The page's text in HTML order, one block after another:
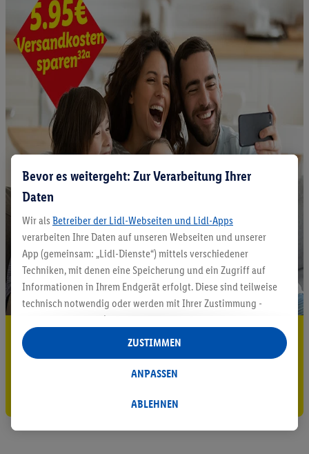
5.95 € Versand sparen³²ᵃ
Jetzt zum Newsletter anmelden
Bevor es weitergeht: Zur Verarbeitung Ihrer
Daten
Wir als Betreiber der Lidl-Webseiten und Lidl-Apps
verarbeiten Ihre Daten auf unseren Webseiten und unserer
App (gemeinsam: „Lidl-Dienste“) mittels verschiedener
Techniken, mit denen eine Speicherung und ein Zugriff auf
Informationen in Ihrem Endgerät erfolgt. Diese sind teilweise
technisch notwendig oder werden mit Ihrer Zustimmung -
auch durch Partner (u.a.
Verantwortliche; im Zusammenhang mit dem IAB TCF
insgesamt
Statistik-Erstellung oder für personalisierte Werbung
Datenverarbeitungen für personalisierte Werbung werden
ABLEHNEN
ANPASSEN
ZUSTIMMEN